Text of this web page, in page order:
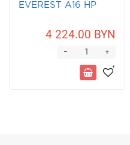
EVEREST A16 НP
4 224.00 BYN
+
-